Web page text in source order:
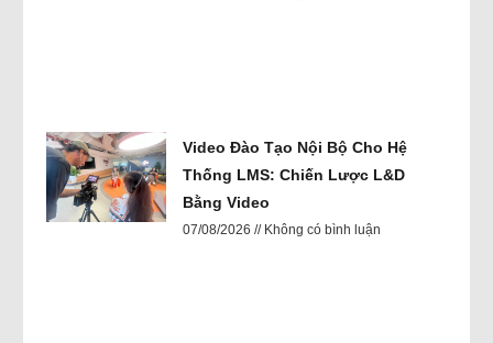
Video Đào Tạo Nội Bộ Cho Hệ
Thống LMS: Chiến Lược L&D
Bằng Video
07/08/2026 Không có bình luận